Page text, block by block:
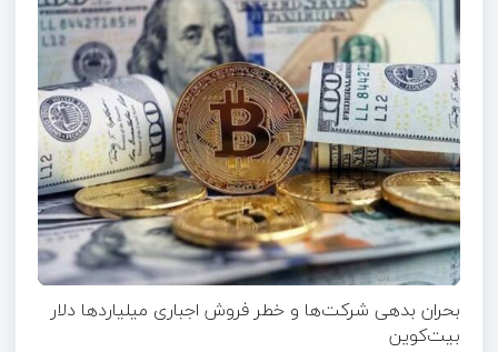
بحران بدهی شرکت‌ها و خطر فروش اجباری میلیاردها دلار
بیت‌کوین